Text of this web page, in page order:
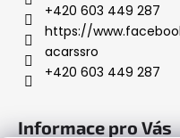
+420 603 449 287
https://
acarssro
+420 603 449 287
Informace pro Vás